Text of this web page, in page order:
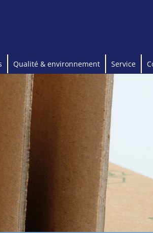
Qualité & environnement Service